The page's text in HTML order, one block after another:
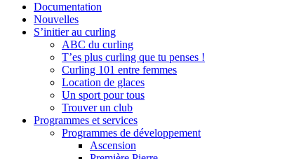
Documentation
Nouvelles
S’initier au curling
ABC du curling
T’es plus curling que tu penses !
Curling 101 entre femmes
Location de glaces
Un sport pour tous
Trouver un club
Programmes et services
Programmes de développement
Ascension